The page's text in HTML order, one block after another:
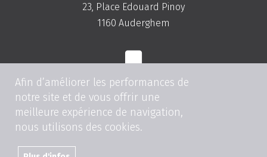
23, Place Edouard Pinoy
1160 Auderghem
Tel:+32(0)2.675.81.00
Fax: +32(0)2.675.83.00
Afin d’améliorer les performances de
notre site et de vous offrir une
meilleure expérience de navigation,
nous utilisons des cookies.